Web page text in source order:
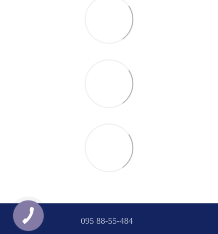
095 88-55-484